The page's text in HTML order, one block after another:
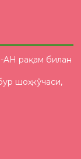
рақам билан
шоҳкўчаси,